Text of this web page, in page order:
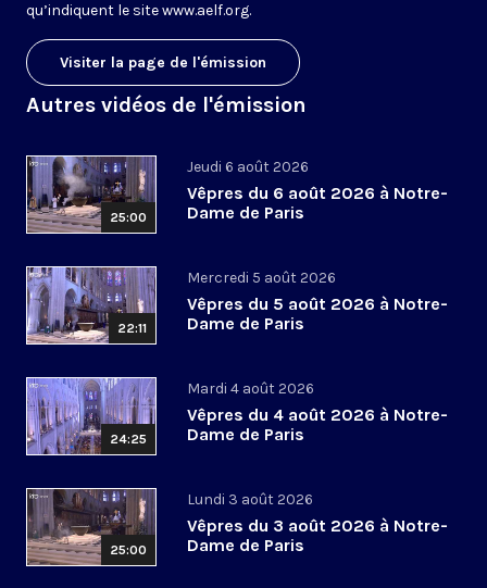
qu’indiquent le sitewww.aelf.org.
Visiter la page de l'émission
Autres vidéos de l'émission
25:00
Jeudi 6 août 2026
Vêpres du 6 août 2026 à Notre-
Dame de Paris
22:11
Mercredi 5 août 2026
Vêpres du 5 août 2026 à Notre-
Dame de Paris
24:25
Mardi 4 août 2026
Vêpres du 4 août 2026 à Notre-
Dame de Paris
25:00
Lundi 3 août 2026
Vêpres du 3 août 2026 à Notre-
Dame de Paris